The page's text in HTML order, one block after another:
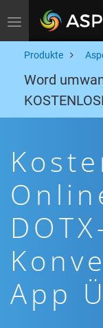
Toggle navigation
Produkte
Word
App